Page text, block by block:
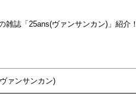
誌「25ans(ヴァンサンカン)」紹介！
ァンサンカン)